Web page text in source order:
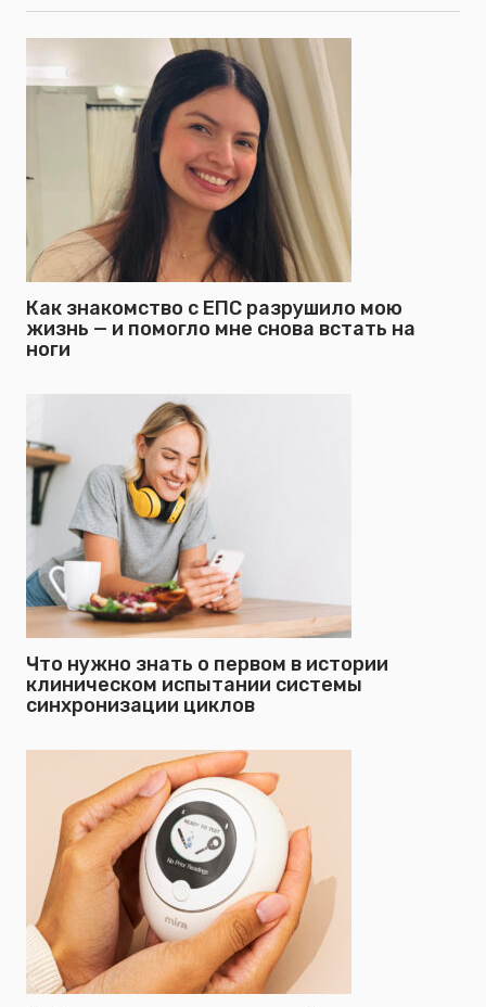
Как знакомство с ЕПС разрушило мою
жизнь — и помогло мне снова встать на
ноги
Что нужно знать о первом в истории
клиническом испытании системы
синхронизации циклов